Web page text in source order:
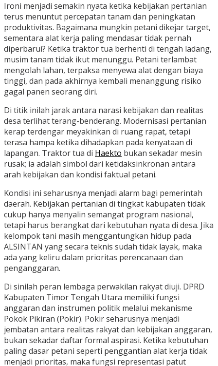
Ironi menjadi semakin nyata ketika kebijakan pertanian
terus menuntut percepatan tanam dan peningkatan
produktivitas. Bagaimana mungkin petani dikejar target,
sementara alat kerja paling mendasar tidak pernah
diperbarui? Ketika traktor tua berhenti di tengah ladang,
musim tanam tidak ikut menunggu. Petani terlambat
mengolah lahan, terpaksa menyewa alat dengan biaya
tinggi, dan pada akhirnya kembali menanggung risiko
gagal panen seorang diri.
Di titik inilah jarak antara narasi kebijakan dan realitas
desa terlihat terang-benderang. Modernisasi pertanian
kerap terdengar meyakinkan di ruang rapat, tetapi
terasa hampa ketika dihadapkan pada kenyataan di
lapangan. Traktor tua di Haekto bukan sekadar mesin
rusak; ia adalah simbol dari ketidaksinkronan antara
arah kebijakan dan kondisi faktual petani.
Kondisi ini seharusnya menjadi alarm bagi pemerintah
daerah. Kebijakan pertanian di tingkat kabupaten tidak
cukup hanya menyalin semangat program nasional,
tetapi harus berangkat dari kebutuhan nyata di desa. Jika
kelompok tani masih menggantungkan hidup pada
ALSINTAN yang secara teknis sudah tidak layak, maka
ada yang keliru dalam prioritas perencanaan dan
penganggaran.
Di sinilah peran lembaga perwakilan rakyat diuji. DPRD
Kabupaten Timor Tengah Utara memiliki fungsi
anggaran dan instrumen politik melalui mekanisme
Pokok Pikiran (Pokir). Pokir seharusnya menjadi
jembatan antara realitas rakyat dan kebijakan anggaran,
bukan sekadar daftar formal aspirasi. Ketika kebutuhan
paling dasar petani seperti penggantian alat kerja tidak
menjadi prioritas, maka fungsi representasi patut